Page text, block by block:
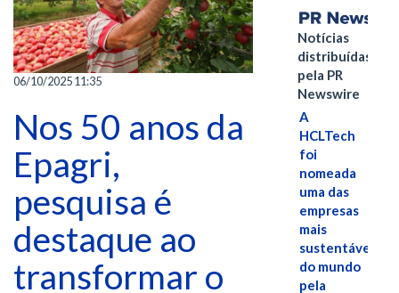
06/10/2025 11:35
Nos 50 anos da
Epagri,
pesquisa é
destaque ao
transformar o
Notícias
distribuídas
pela PR
Newswire
A
HCLTech
foi
nomeada
uma das
empresas
mais
sustentáveis
do mundo
pela